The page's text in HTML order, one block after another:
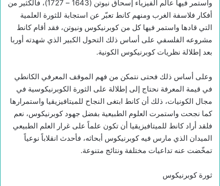
واستمر فيها عالم الفيزياء إسحاق نيوتن (1643 – 1727)، فالكثير من
أفكار فلاسفة الغرب ومنهم كانط تعبّر عن استجابة للثورة العلمية
التي قادها واستمر فيها كل من كوبرنيكوس ونيوتن، فقد أقام كانط
مشروعه الفلسفي على أساس ذلك التحول الكبير الذي شهدته أوربا
بعد إطلالة نظريات كوبرنيكوس الكونية.
وعلى أساس ذلك فحتى نتمكن من فهم الموقف المعرفي الكانطي
في قيمة المعرفة نحتاج إلى إطلالة على الثورة الكوبرنيكوسية في
مجال الكونيات، ذلك أن كانط ابتغى النجاح للميتافيزيقيا واستمرارها
كما نجحت واستمرت العلوم الطبيعية بفضل جهود كوبرنيكوس، نعم
فلقد أراد كانط للميتافيزيقيا أن تكون علماً على غرار العلم الطبيعي
الميدان الذي مارس فيه كوبرنيكوس أبحاثه، فأحدث انقلاباً نوعياً
تمخّضت عنه تداعيات مختلفة ونتائج متنوعة.
ثورة كوبرنيكوس